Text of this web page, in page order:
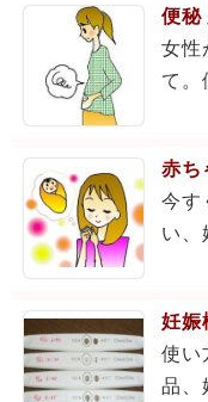
便秘
女性
て。
赤ち
今す
い、
妊娠
使い
品、